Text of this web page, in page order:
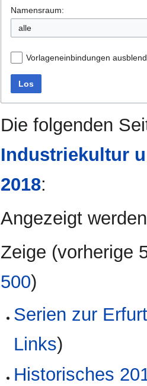
Namensraum:
alle
Vorlageneinbindungen
Los
Die folgenden
Industriekultur
2018:
Angezeigt
Zeige (vorherige
500)
Serien zur
Links)
Historisches